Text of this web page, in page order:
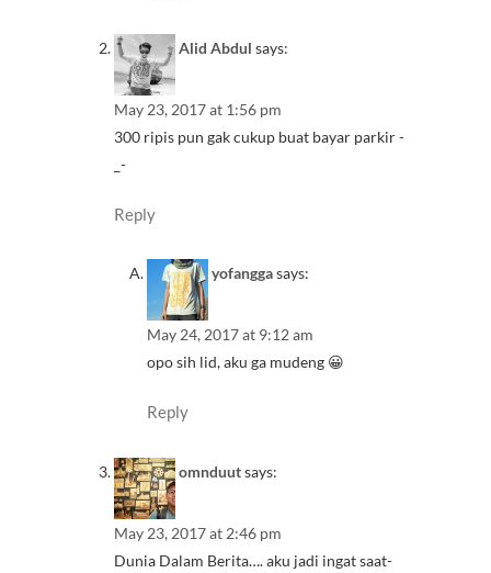
Alid Abdul says:
May 23, 2017 at 1:56 pm
300 ripis pun gak cukup buat bayar parkir -
_-
Reply
yofanggasays:
May 24, 2017 at 9:12 am
opo sih lid, aku ga mudeng 😀
Reply
omnduutsays:
May 23, 2017 at 2:46 pm
Dunia Dalam Berita…. aku jadi ingat saat-